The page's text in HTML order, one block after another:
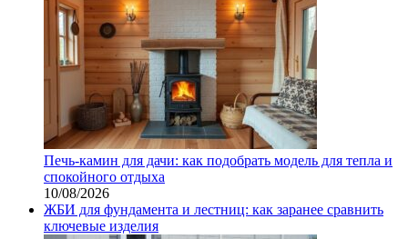
Печь-камин для дачи: как подобрать модель для тепла и
спокойного отдыха
10/08/2026
ЖБИ для фундамента и лестниц: как заранее сравнить
ключевые изделия